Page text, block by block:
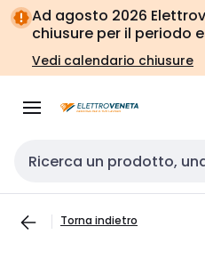
Vai alla
navigazione
Vai
alla
pagina
Ad agosto 2026
chiusure per il periodo
Vedi calendario chiusure
Cerca input
Torna indietro